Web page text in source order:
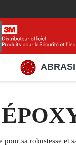
pour sa robustesse